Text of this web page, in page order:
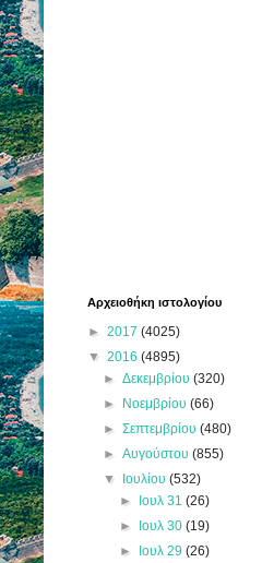
Αρχειοθήκη ιστολογίου
► 2017 (4025)
▼ 2016 (4895)
►Δεκεμβρίου(320)
► Νοεμβρίου(66)
►Σεπτεμβρίου(480)
►Αυγούστου(855)
▼ Ιουλίου(532)
► Ιουλ 31 (26)
► Ιουλ 30 (19)
► Ιουλ 29 (26)